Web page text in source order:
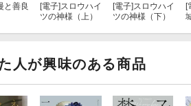
と善良 [電子]スロウハイ
ツの神様（上）
[電子]スロウハイ
ツの神様（下）
[
人が興味のある商品